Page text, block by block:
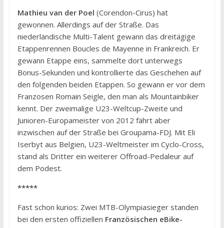
Mathieu van der Poel (Corendon-Cirus) hat
gewonnen. Allerdings auf der Straße. Das
niederländische Multi-Talent gewann das dreitägige
Etappenrennen Boucles de Mayenne in Frankreich. Er
gewann Etappe eins, sammelte dort unterwegs
Bonus-Sekunden und kontrollierte das Geschehen auf
den folgenden beiden Etappen. So gewann er vor dem
Franzosen Romain Seigle, den man als Mountainbiker
kennt. Der zweimalige U23-Weltcup-Zweite und
Junioren-Europameister von 2012 fährt aber
inzwischen auf der Straße bei Groupama-FDJ. Mit Eli
Iserbyt aus Belgien, U23-Weltmeister im Cyclo-Cross,
stand als Dritter ein weiterer Offroad-Pedaleur auf
dem Podest.
*****
Fast schon kurios: Zwei MTB-Olympiasieger standen
bei den ersten offiziellen Französischen eBike-